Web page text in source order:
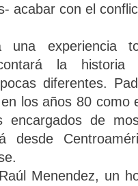
acabar con el
una experiencia
la historia
diferentes.
los años 80 como
encargados de
desde
Menendez, un